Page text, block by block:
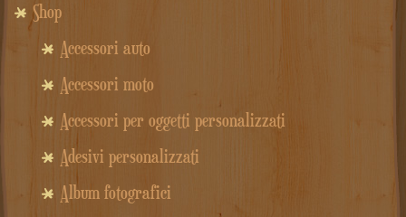
Shop
Accessori auto
Accessori moto
Accessori per oggetti personalizzati
Adesivi personalizzati
Album fotografici